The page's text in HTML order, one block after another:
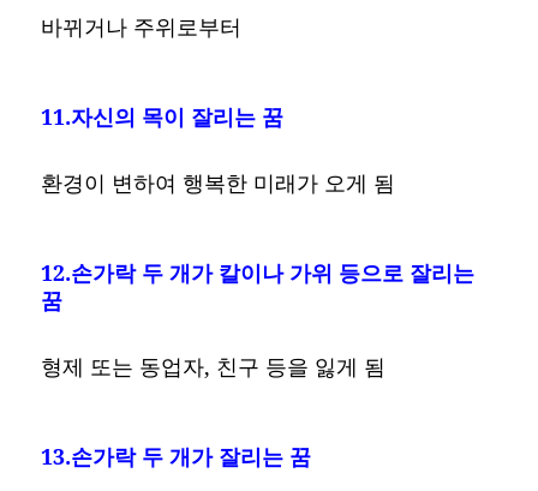
바뀌거나 주위로부터
11.자신의 목이 잘리는 꿈
환경이 변하여 행복한 미래가 오게 됨
12.손가락 두 개가 칼이나 가위 등으로 잘리는
꿈
형제 또는 동업자, 친구 등을 잃게 됨
13.손가락 두 개가 잘리는 꿈